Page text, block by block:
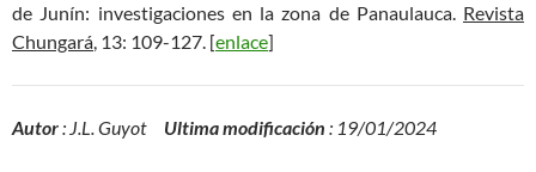
de Junín: investigaciones en la zona de Panaulauca. Revista
Chungará, 13: 109-127. [enlace]
Autor: J.L. Guyot Ultima modificación : 19/01/2024